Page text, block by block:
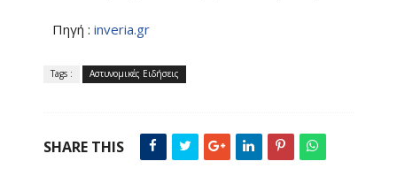
Πηγή : inveria.gr
Tags : Αστυνομικές Ειδήσεις
SHARE THIS